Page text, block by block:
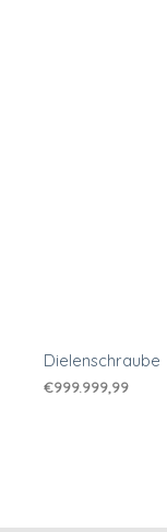
Dielenschraube
€999.999,99